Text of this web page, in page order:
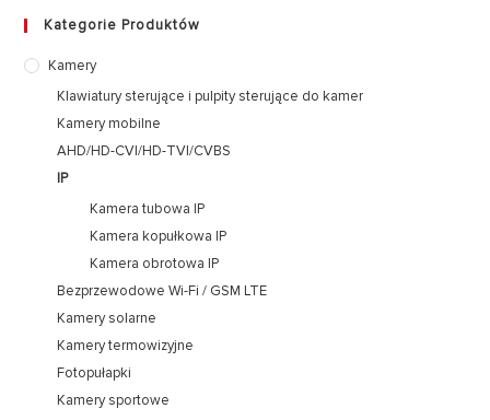
Kategorie Produktów
Kamery
Klawiatury sterujące i pulpity sterujące do kamer
Kamery mobilne
AHD/HD-CVI/HD-TVI/CVBS
IP
Kamera tubowa IP
Kamera kopułkowa IP
Kamera obrotowa IP
Bezprzewodowe Wi-Fi / GSM LTE
Kamery solarne
Kamery termowizyjne
Fotopułapki
Kamery sportowe